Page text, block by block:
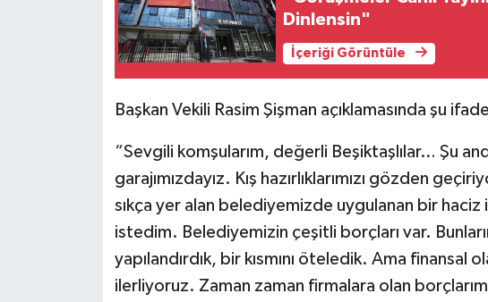
Dinlensin"
İçeriği Görüntüle
Başkan Vekili Rasim Şişman açıklamasında şu
“Sevgili komşularım, değerli Beşiktaşlılar… Şu
garajımızdayız. Kış hazırlıklarımızı gözden
sıkça yer alan belediyemizde uygulanan bir
istedim. Belediyemizin çeşitli borçları var. Bunların
yapılandırdık, bir kısmını öteledik. Ama finansal
ilerliyoruz. Zaman zaman firmalara olan